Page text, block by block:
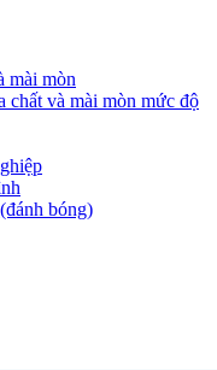
mài mòn
chất và mài mòn mức độ
bóng)